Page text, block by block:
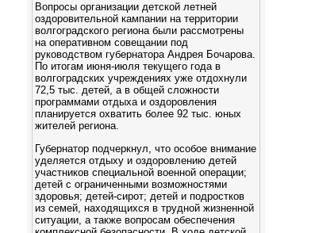
Вопросы организации детской летней
оздоровительной кампании на территории
волгоградского региона были рассмотрены
на оперативном совещании под
руководством губернатора Андрея Бочарова.
По итогам июня-июля текущего года в
волгоградских учреждениях уже отдохнули
72,5 тыс. детей, а в общей сложности
программами отдыха и оздоровления
планируется охватить более 92 тыс. юных
жителей региона.
Губернатор подчеркнул, что особое внимание
уделяется отдыху и оздоровлению детей
участников специальной военной операции;
детей с ограниченными возможностями
здоровья; детей-сирот; детей и подростков
из семей, находящихся в трудной жизненной
ситуации, а также вопросам обеспечения